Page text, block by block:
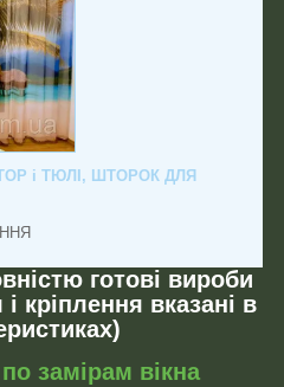
і ТЮЛІ, ШТОРОК ДЛЯ
готові вироби
кріплення вказані в
замірам вікна